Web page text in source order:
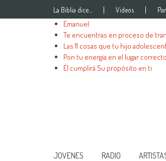
La Biblia dice… Videos
Emanuel
Te encuentras en proceso de
Las 11 cosas que tu hijo
Pon tu energía en el lugar
Él cumplirá Su propósito en ti
JOVENES RADIO